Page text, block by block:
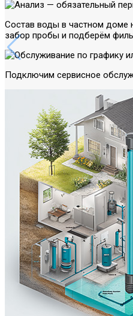
Состав воды в частном доме
забор пробы и подберём
Подключим сервисное